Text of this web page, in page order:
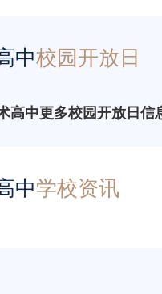
中校园开放日
高中更多校园开放日信
中学校资讯